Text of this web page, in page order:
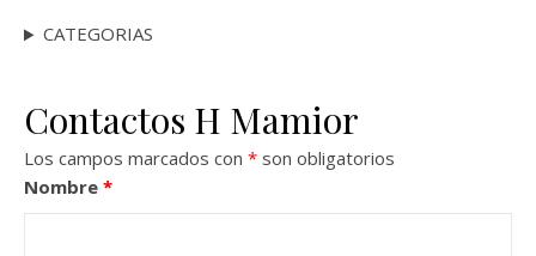
CATEGORIAS
Contactos H Mamior
Los campos marcados con * son obligatorios
Nombre *